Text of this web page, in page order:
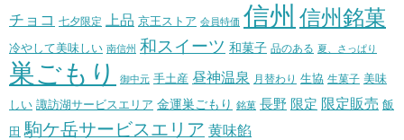
チョコ 七夕限定 上品 京王ストア 会員特価 信州 信州銘菓
冷やして美味しい 南信州 和スイーツ 和菓子 品のある 夏、さっぱり
巣ごもり 御中元 手土産 昼神温泉 月替わり 生協 生菓子 美味
しい 諏訪湖サービスエリア 金運巣ごもり 銘菓 長野 限定 限定販売 飯
田 駒ケ岳サービスエリア 黄味餡